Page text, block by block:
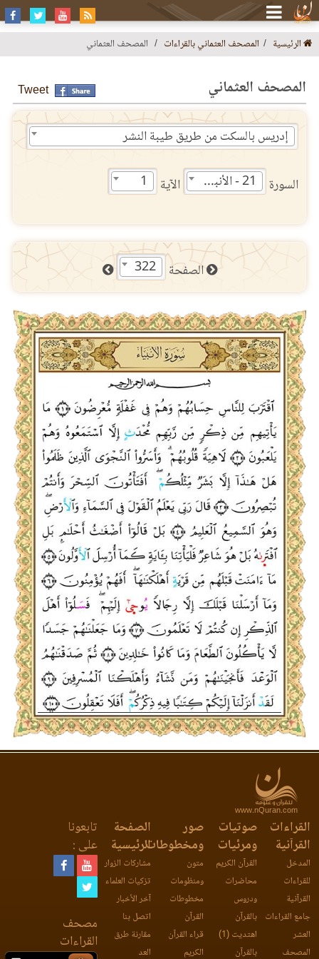
الرئيسية المصحف العثماني بالقراءات المصحف العثماني
المصحف العثماني Tweet
إدريس بالسكت من طريق طيبة النشر
السورة 21 - الأنبياء الآية 1
الصفحة 322
www.nQuran.com
القراءات
القرآنية
المدخل
للقراءات
القرآنية
جامع القراءات
العشر
المصحف
صوتيات
ومرئيات
القرآن الكريم
محاضرات
ودروس
بالقرآن
اهتديت (1)
بالقرآن
صور
ومخطوطات
متون
ومنظومات
مخطوطات
القرآن
قراء القرآن
الكريم
الصفحة
الرئيسية
مشاركات الزوار
تزكيات العلماء
آخر الأخبار
اتصل بنا
مقارنة طرق
العد
تابعونا
على :
مصحف
القراءات